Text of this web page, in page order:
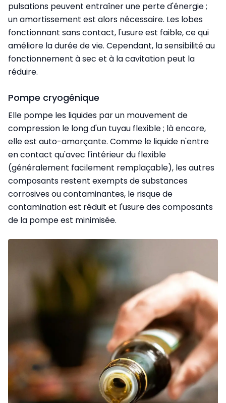
pulsations peuvent entraîner une perte d'énergie ;
un amortissement est alors nécessaire. Les lobes
fonctionnant sans contact, l'usure est faible, ce qui
améliore la durée de vie. Cependant, la sensibilité au
fonctionnement à sec et à la cavitation peut la
réduire.
Pompe cryogénique
Elle pompe les liquides par un mouvement de
compression le long d'un tuyau flexible ; là encore,
elle est auto-amorçante. Comme le liquide n'entre
en contact qu'avec l'intérieur du flexible
(généralement facilement remplaçable), les autres
composants restent exempts de substances
corrosives ou contaminantes, le risque de
contamination est réduit et l'usure des composants
de la pompe est minimisée.